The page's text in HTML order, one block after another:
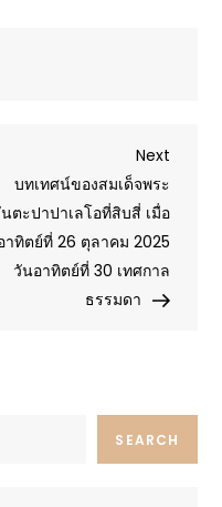
Next
Post
Next
บทเทศน์ของสมเด็จพระ
ตะปาปาเลโอที่สิบสี่ เมื่อ
าทิตย์ที่ 26 ตุลาคม 2025
วันอาทิตย์ที่ 30 เทศกาล
ธรรมดา
SEARCH